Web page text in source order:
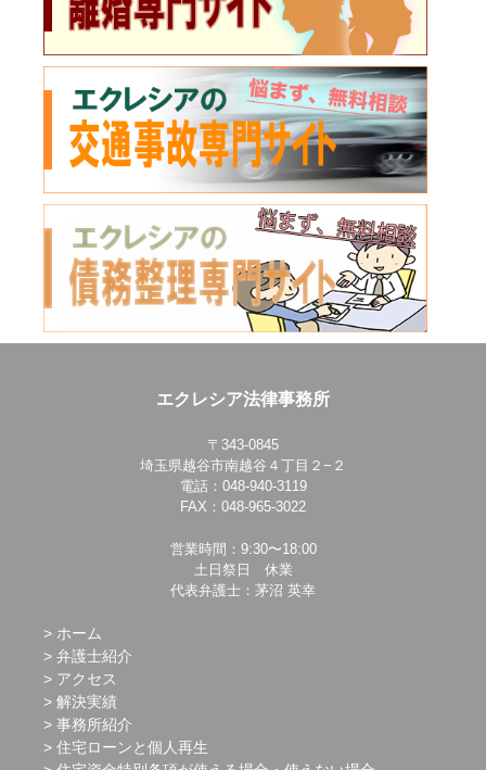
エクレシア法律事務所
〒343-0845
埼玉県越谷市南越谷４丁目２−２
電話：048-940-3119
FAX：048-965-3022
営業時間：9:30〜18:00
土日祭日 休業
代表弁護士：茅沼 英幸
ホーム
弁護士紹介
アクセス
解決実績
事務所紹介
住宅ローンと個人再生